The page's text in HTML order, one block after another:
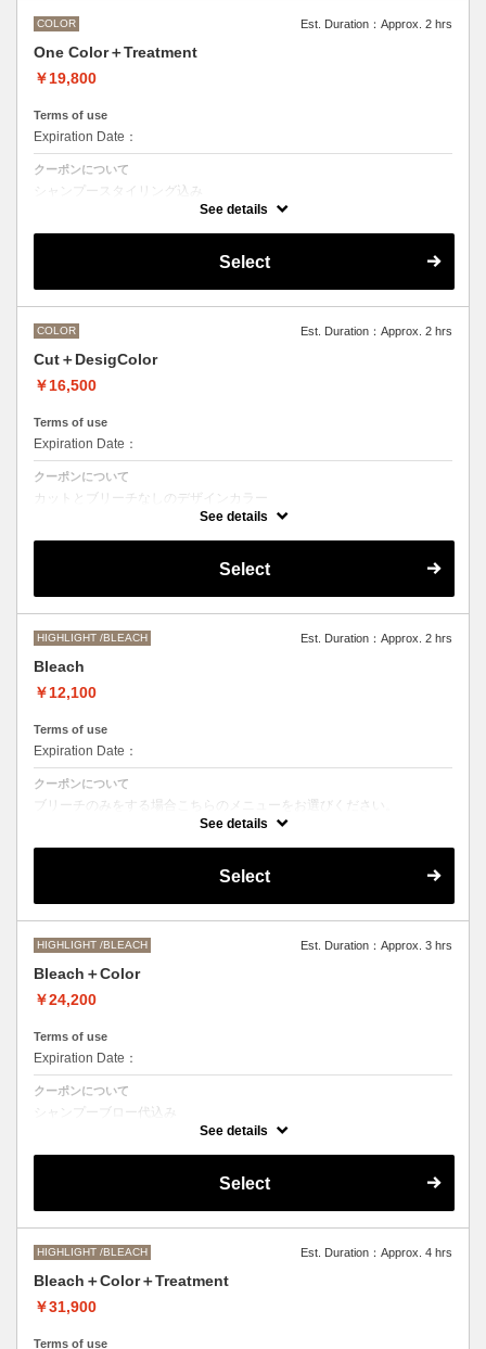
COLOR Est. Duration：Approx. 2 hrs
One Color＋Treatment
￥19,800
Terms of use
Expiration Date：
クーポンについて
シャンプースタイリング込み
イクロバブルシャンプー込み
の方は別のメニューをご選択ください。
●髪の長さにより別途ロング料金を頂戴いたします。
See details
Select
COLOR Est. Duration：Approx. 2 hrs
Cut＋DesigColor
￥16,500
Terms of use
Expiration Date：
クーポンについて
カットとブリーチなしのデザインカラー
デザインによって施術時間、お値段前後する場合がございます。
M ¥＋1100 L¥＋1650 LL¥＋2200
See details
Select
HIGHLIGHT /BLEACH Est. Duration：Approx. 2 hrs
Bleach
￥12,100
Terms of use
Expiration Date：
クーポンについて
ブリーチのみをする場合こちらのメニューをお選びください。
別途シャンプーブロー代￥3300 頂戴いたします。
●ご希望の色やデザインによっては１度のブリーチでは表現できない場
●髪の長さにより別途ロング料金を頂戴いたします。
See details
Select
HIGHLIGHT /BLEACH Est. Duration：Approx. 3 hrs
Bleach＋Color
￥24,200
Terms of use
Expiration Date：
クーポンについて
シャンプーブロー代込み
ブリーチオンカラーをご希望の方はこちらを選択くださいませ。
●ご希望の色やカラー履歴、デザインによっては一度のブリーチでは表
M ¥＋1100 L¥＋1650 LL¥＋2200
See details
Select
HIGHLIGHT /BLEACH Est. Duration：Approx. 4 hrs
Bleach＋Color＋Treatment
￥31,900
Terms of use